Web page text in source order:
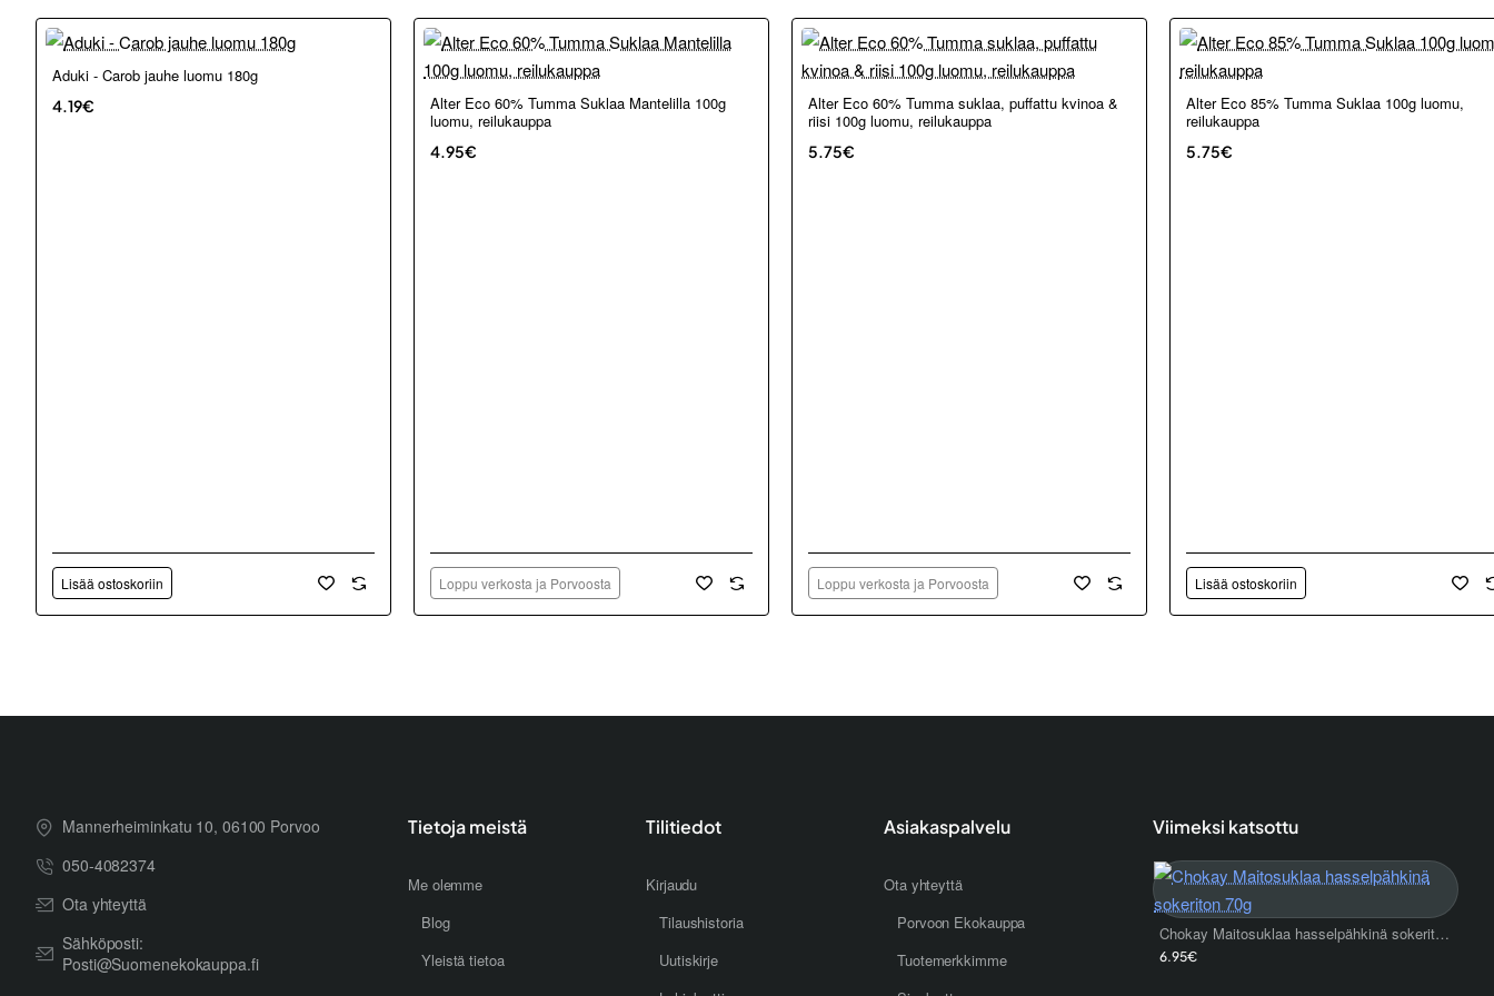
Aduki - Carob jauhe luomu 180g
4.19€
Lisää ostoskoriin
Loppu verkosta ja Porvoosta
Alter Eco 60% Tumma Suklaa Mantelilla 100g
luomu, reilukauppa
4.95€
Loppu verkosta ja Porvoosta
Loppu verkosta ja Porvoosta
Alter Eco 60% Tumma suklaa, puffattu kvinoa &
riisi 100g luomu, reilukauppa
5.75€
Loppu verkosta ja Porvoosta
Alter Eco 85% Tumma Suklaa 100g luomu,
reilukauppa
5.75€
Lisää ostoskoriin
Mannerheiminkatu 10, 06100 Porvoo
050-4082374
Ota yhteyttä
Sähköposti:
Posti@Suomenekokauppa.fi
Tietoja meistä
Me olemme
Blog
Yleistä tietoa
Tilitiedot
Kirjaudu
Tilaushistoria
Uutiskirje
Asiakaspalvelu
Ota yhteyttä
Porvoon Ekokauppa
Tuotemerkkimme
Viimeksi katsottu
Chokay Maitosuklaa hasselpähkinä sokeriton 70g
6.95€